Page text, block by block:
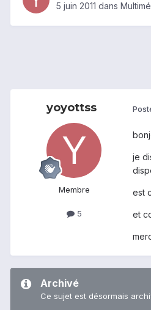
5 juin 2011 dans
yoyottss
Membre
5
je
est
et
Archivé
Ce sujet est désormais